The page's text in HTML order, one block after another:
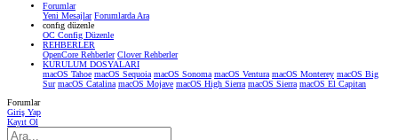
Forumlar
Yeni Mesajlar Forumlarda Ara
confıg düzenle
OC Config Düzenle
REHBERLER
OpenCore Rehberler Clover Rehberler
KURULUM DOSYALARI
macOS Tahoe macOS Sequoia macOS Sonoma macOS Ventura macOS Monterey macOS Big
Sur macOS Catalina macOS Mojave macOS High Sierra macOS Sierra macOS El Capitan
Forumlar
Giriş Yap
Kayıt Ol